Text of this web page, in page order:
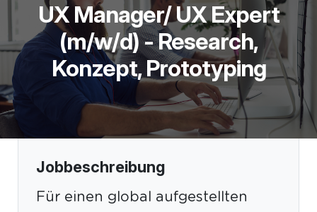
UX Manager/ UX Expert
(m/w/d) - Research,
Konzept, Prototyping
Jobbeschreibung
Für einen global aufgestellten